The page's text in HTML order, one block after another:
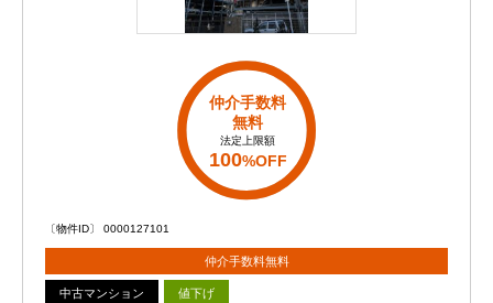
仲介手数料
無料
法定上限額
100%OFF
〔物件ID〕 0000127101
仲介手数料無料
中古マンション 値下げ